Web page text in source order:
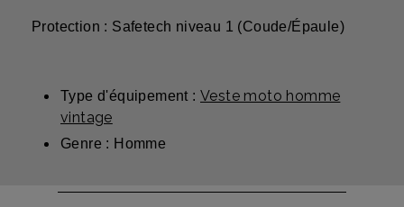
Protection : Safetech niveau 1 (Coude/Épaule)
Type d'équipement : Veste moto homme
vintage
Genre : Homme